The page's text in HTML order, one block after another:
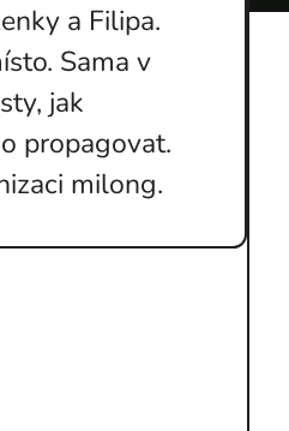
a Filipa.
Sama v
jak
propagovat.
milong.